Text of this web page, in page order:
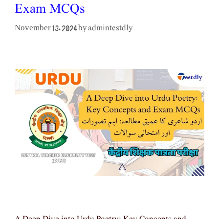
Exam MCQs
November 13, 2024 byadmintestdly